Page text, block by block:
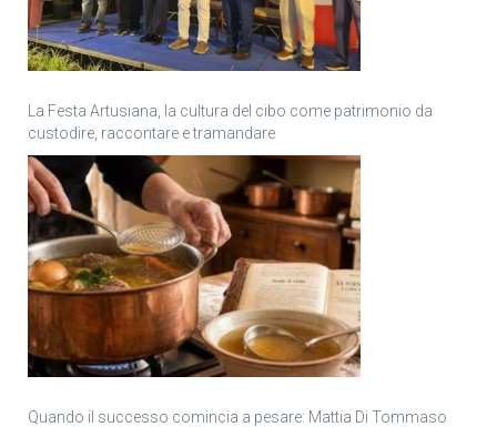
La Festa Artusiana, la cultura del cibo come patrimonio da
custodire, raccontare e tramandare
Quando il successo comincia a pesare: Mattia Di Tommaso